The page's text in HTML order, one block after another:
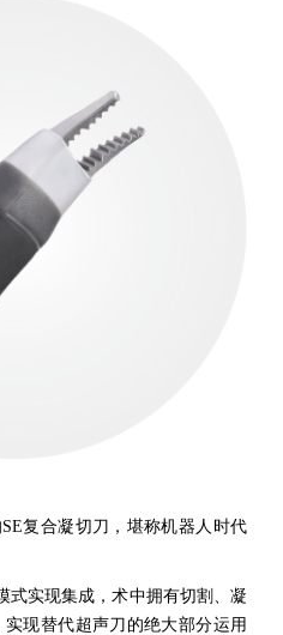
复合凝切刀，堪称机器人时代
式实现集成，术中拥有切割、凝
现替代超声刀的绝大部分运用